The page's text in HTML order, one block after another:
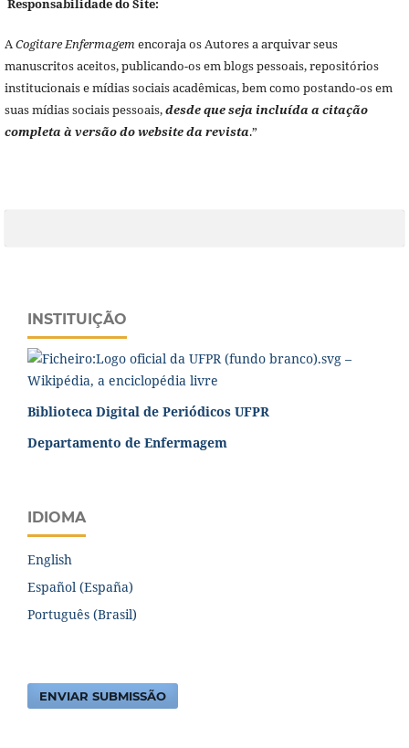
Responsabilidade do Site:
ACogitare Enfermagemencoraja os Autores a arquivar seus
manuscritos aceitos, publicando-os em blogs pessoais, repositórios
institucionais e mídias sociais acadêmicas, bem como postando-os em
suas mídias sociais pessoais,desde que seja incluída a citação
completa à versão do website da revista.”
INSTITUIÇÃO
Biblioteca Digital de Periódicos UFPR
Departamento de Enfermagem
IDIOMA
English
Español (España)
Português (Brasil)
ENVIAR SUBMISSÃO